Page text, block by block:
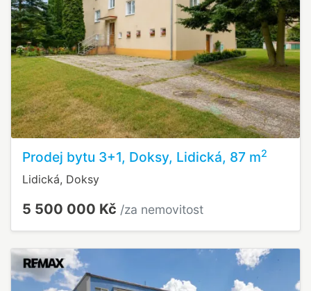
Prodej bytu 3+1, Doksy, Lidická, 87 m2
Lidická, Doksy
5 500 000 Kč /za nemovitost